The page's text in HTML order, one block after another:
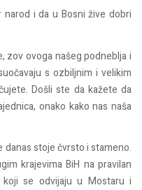
i da u Bosni žive dobri
zov ovoga našeg podneblja i
s ozbiljnim i velikim
Došli ste da kažete da
onako kako nas naša
danas stoje čvrsto i stameno.
krajevima BiH na pravilan
se odvijaju u Mostaru i